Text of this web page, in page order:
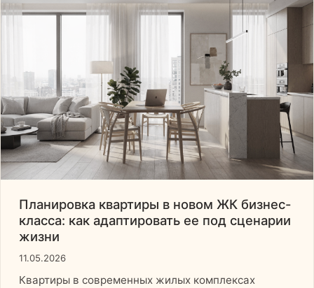
Планировка квартиры в новом ЖК бизнес-
класса: как адаптировать ее под сценарии
жизни
11.05.2026
Квартиры в современных жилых комплексах